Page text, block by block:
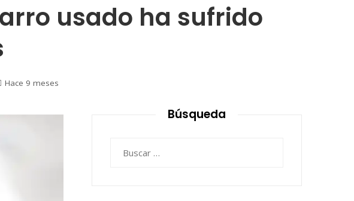
usado ha sufrido
Hace 9 meses
Búsqueda